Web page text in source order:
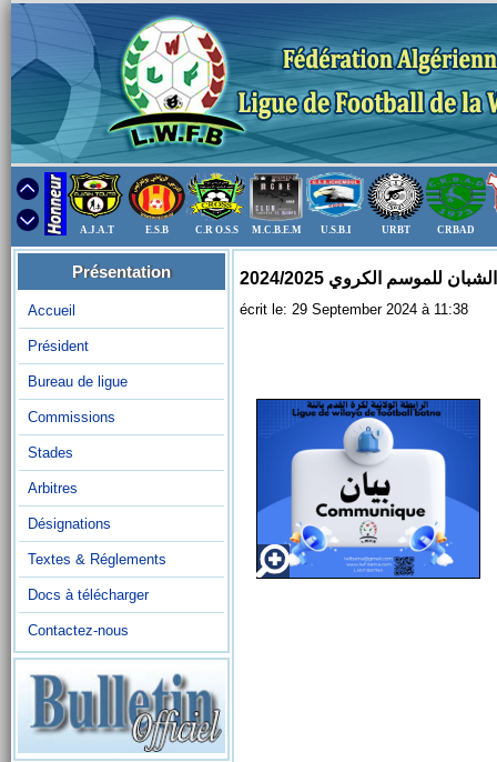
A.J.A.T E.S.B C.R O.S.S M.C.B.E.M U.S.B.I URBT CRBAD
Présentation
Accueil
Président
Bureau de ligue
Commissions
Stades
Arbitres
Désignations
Textes & Réglements
Docs à télécharger
Contactez-nous
الكروي 2024/2025
écrit le: 29 September 2024 à 11:38